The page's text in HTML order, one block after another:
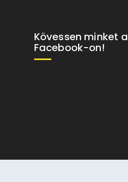
Kövessen minket a
Facebook-on!